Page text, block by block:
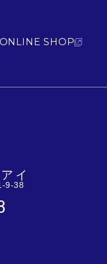
イ
9-38
ONLINE SHOP